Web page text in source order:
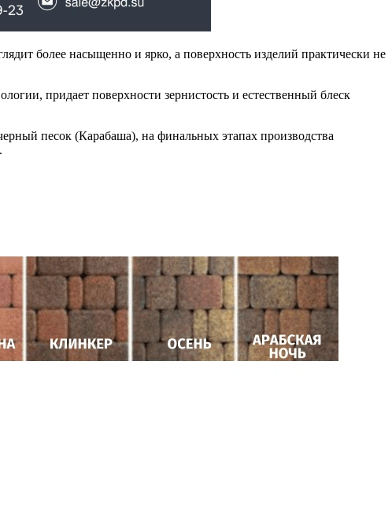
более насыщенно и ярко, а поверхность изделий практически не
придает поверхности зернистость и естественный блеск
песок (Карабаша), на финальных этапах производства